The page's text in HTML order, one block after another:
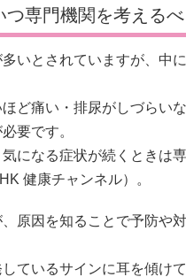
専門機関を考える
いとされていますが、中
ど痛い・排尿がしづらい
要です。
になる症状が続くときは
健康チャンネル）。
原因を知ることで予防や
ているサインに耳を傾け